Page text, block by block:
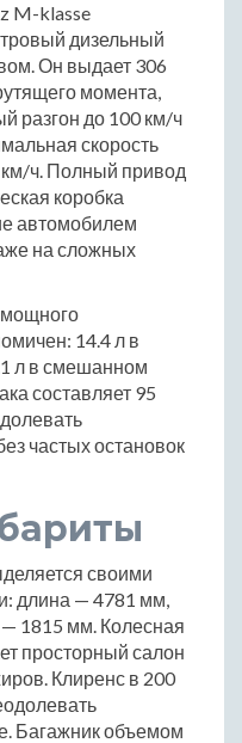
M-klasse
дизельный
Он выдает 306
момента,
разгон до 100 км/ч
скорость
км/ч. Полный привод
коробка
автомобилем
на сложных
мощного
14.4 л в
л в смешанном
составляет 95
частых остановок
своими
длина — 4781 мм,
1815 мм. Колесная
просторный салон
Клиренс в 200
Багажник объемом